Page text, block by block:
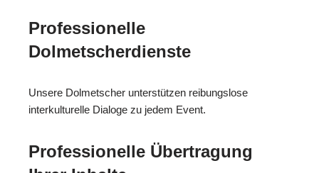
Professionelle
Dolmetscherdienste
Unsere Dolmetscher unterstützen reibungslose
interkulturelle Dialoge zu jedem Event.
Professionelle Übertragung